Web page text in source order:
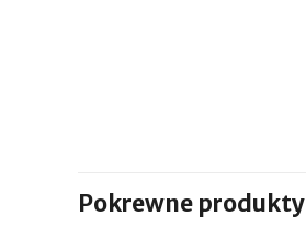
Pokrewne produkty